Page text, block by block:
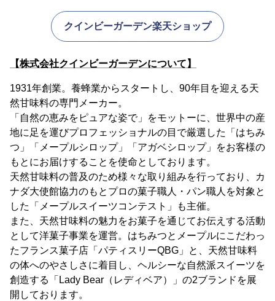
クインビーガーデン楽天ショップ
【株式会社クインビーガーデンについて】
1931年創業。養蜂業からスタートし、90年目を迎える天
然甘味料の専門メーカー。
「自然の恵みをピュアな姿で」をモットーに、世界中の産
地に足を運びプロフェッショナルの目で厳選した「はちみ
つ」「メープルシロップ」「アガベシロップ」をお客様の
もとにお届けすることを使命としております。
天然甘味料の普及のため様々な取り組みを行っており、カ
ナダ大使館協力のもとプロの菓子職人・パン職人を対象と
した「メープルスイーツコンテスト」も主催。
また、天然甘味料の魅力をお菓子を通じてお伝えする活動
として洋菓子事業を運営。はちみつとメープルにこだわっ
たフランス菓子店「パティスリーQBG」と、天然甘味料
の体へのやさしさに着目し、ヘルシーな自然派スイーツを
創造する「Lady Bear（レディベア）」の2ブランドを展
開しております。